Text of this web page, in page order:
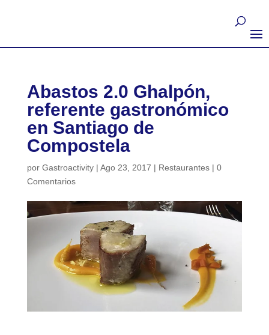
Abastos 2.0 Ghalpón,
referente gastronómico
en Santiago de
Compostela
por Gastroactivity| Ago 23, 2017 | Restaurantes| 0
Comentarios